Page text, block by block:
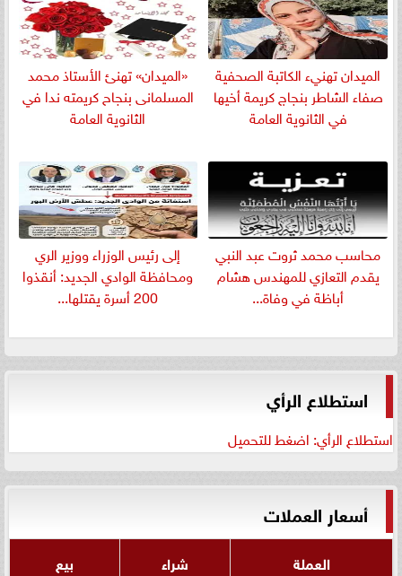
الميدان تهنيء الكاتبة الصحفية
صفاء الشاطر بنجاج كريمة أخيها
في الثانوية العامة
«الميدان» تهنئ الأستاذ محمد
المسلمانى بنجاح كريمته ندا في
الثانوية العامة
​محاسب محمد ثروت عبد النبي
يقدم التعازي للمهندس هشام
أباظة في وفاة...
إلى رئيس الوزراء ووزير الري
ومحافظة الوادي الجديد: أنقذوا
200 أسرة يقتلها...
استطلاع الرأي
استطلاع الرأي: اضغط للتحميل
أسعار العملات
العملة شراء بيع